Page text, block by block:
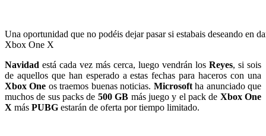
Una oportunidad que no podéis dejar pasar si estabais deseando en
Xbox One X
Navidad está cada vez más cerca, luego vendrán los Reyes, si sois
de aquellos que han esperado a estas fechas para haceros con una
Xbox One os traemos buenas noticias. Microsoftha anunciado que
muchos de sus packs de 500 GB más juego y el pack de Xbox One
X más PUBG estarán de oferta por tiempo limitado.